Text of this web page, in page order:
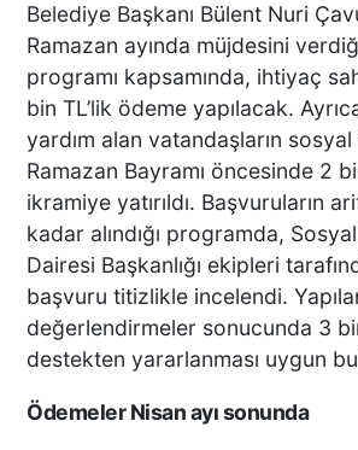
Belediye Başkanı Bülent Nuri
Ramazan ayında müjdesini
programı kapsamında, ihtiyaç
bin TL’lik ödeme yapılacak.
yardım alan vatandaşların sosyal
Ramazan Bayramı öncesinde 2
ikramiye yatırıldı. Başvuruların
kadar alındığı programda,
Dairesi Başkanlığı ekipleri
başvuru titizlikle incelendi.
değerlendirmeler sonucunda 3
destekten yararlanması uygun
Ödemeler Nisan ayı sonunda